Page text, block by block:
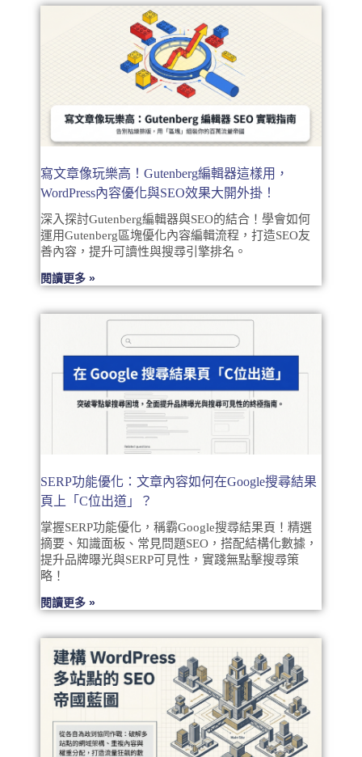
寫文章像玩樂高！Gutenberg編輯器這樣用，
WordPress內容優化與SEO效果大開外掛！
深入探討Gutenberg編輯器與SEO的結合！學會如何
運用Gutenberg區塊優化內容編輯流程，打造SEO友
善內容，提升可讀性與搜尋引擎排名。
閱讀更多 »
SERP功能優化：文章內容如何在Google搜尋結果
頁上「C位出道」？
掌握SERP功能優化，稱霸Google搜尋結果頁！精選
摘要、知識面板、常見問題SEO，搭配結構化數據，
提升品牌曝光與SERP可見性，實踐無點擊搜尋策
略！
閱讀更多 »